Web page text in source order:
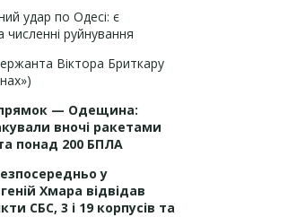
удар по Одесі: є
численні руйнування
Віктора Бриткару
— Одещина:
вночі ракетами
понад 200 БПЛА
у
Хмара відвідав
СБС, 3 і 19 корпусів та